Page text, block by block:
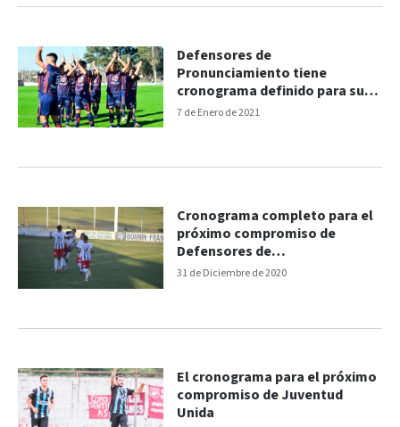
7 de Enero de 2021
Defensores de
Pronunciamiento tiene
cronograma definido para su
próximo partido
31 de Diciembre de 2020
Cronograma completo para el
próximo compromiso de
Defensores de
Pronunciamiento
El cronograma para el próximo
compromiso de Juventud
Unida